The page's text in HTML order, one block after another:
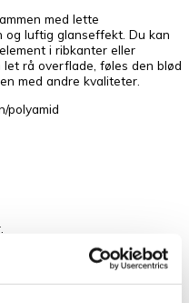
med lette
og luftig glanseffekt. Du kan
i ribkanter eller
rå overflade, føles den blød
med andre kvaliteter.
polyamid
“Astra